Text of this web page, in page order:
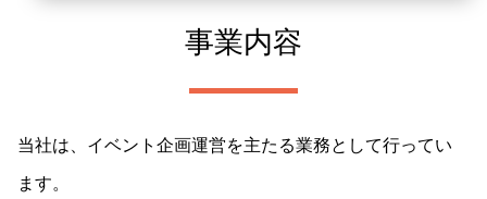
事業内容
当社は、イベント企画運営を主たる業務として行ってい
ます。